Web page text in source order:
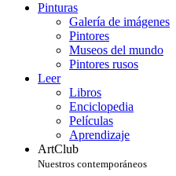
Pinturas
Galería de imágenes
Pintores
Museos del mundo
Pintores rusos
Leer
Libros
Enciclopedia
Películas
Aprendizaje
ArtClub
Nuestros contemporáneos